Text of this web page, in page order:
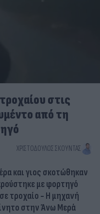
στις
από τη
ΧΡΙΣΤΌΔΟΥΛΟΣ ΣΚΟΎΝΤΑΣ
και γιος σκοτώθηκαν
με φορτηγό
τροχαίο - Η μηχανή
στην Άνω Μερά